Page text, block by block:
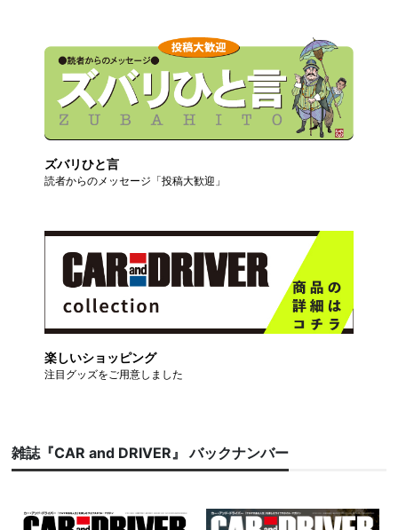
ズバリひと言
読者からのメッセージ「投稿大歓迎」
楽しいショッピング
注目グッズをご用意しました
雑誌『CAR and DRIVER』 バックナンバー